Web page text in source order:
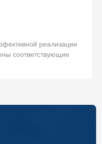
реализации
соответствующие